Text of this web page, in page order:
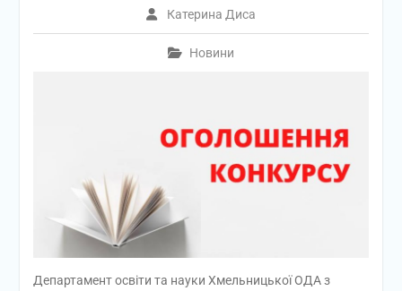
Катерина Диса
Новини
Департамент освіти та науки Хмельницької ОДА з